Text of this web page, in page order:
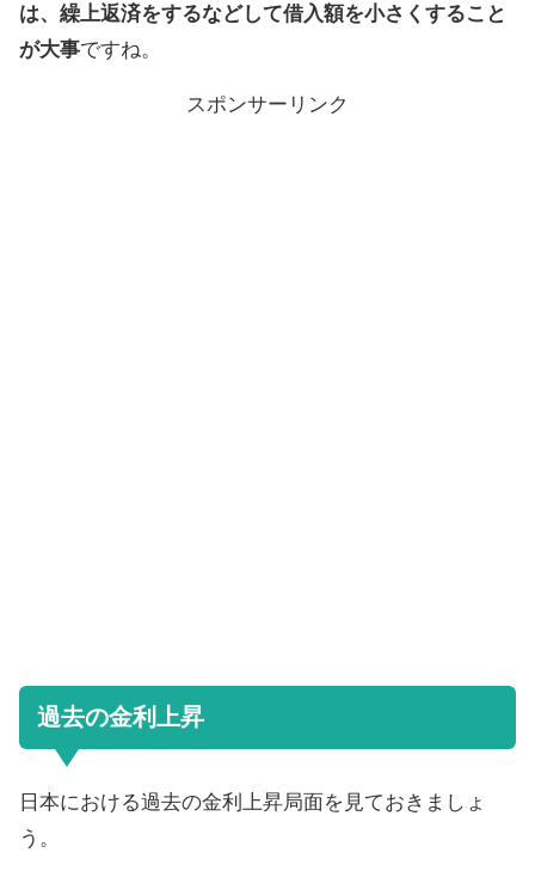
は、繰上返済をするなどして借入額を小さくすること
が大事ですね。
スポンサーリンク
過去の金利上昇
日本における過去の金利上昇局面を見ておきましょ
う。